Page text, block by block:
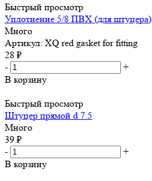
Быстрый просмотр
Уплотнение 5/8 ПВХ (для штуцера)
Много
Артикул: XQ red gasket for fitting
28 ₽
-
+
В корзину
Быстрый просмотр
Штуцер прямой d 7.5
Много
39 ₽
-
+
В корзину